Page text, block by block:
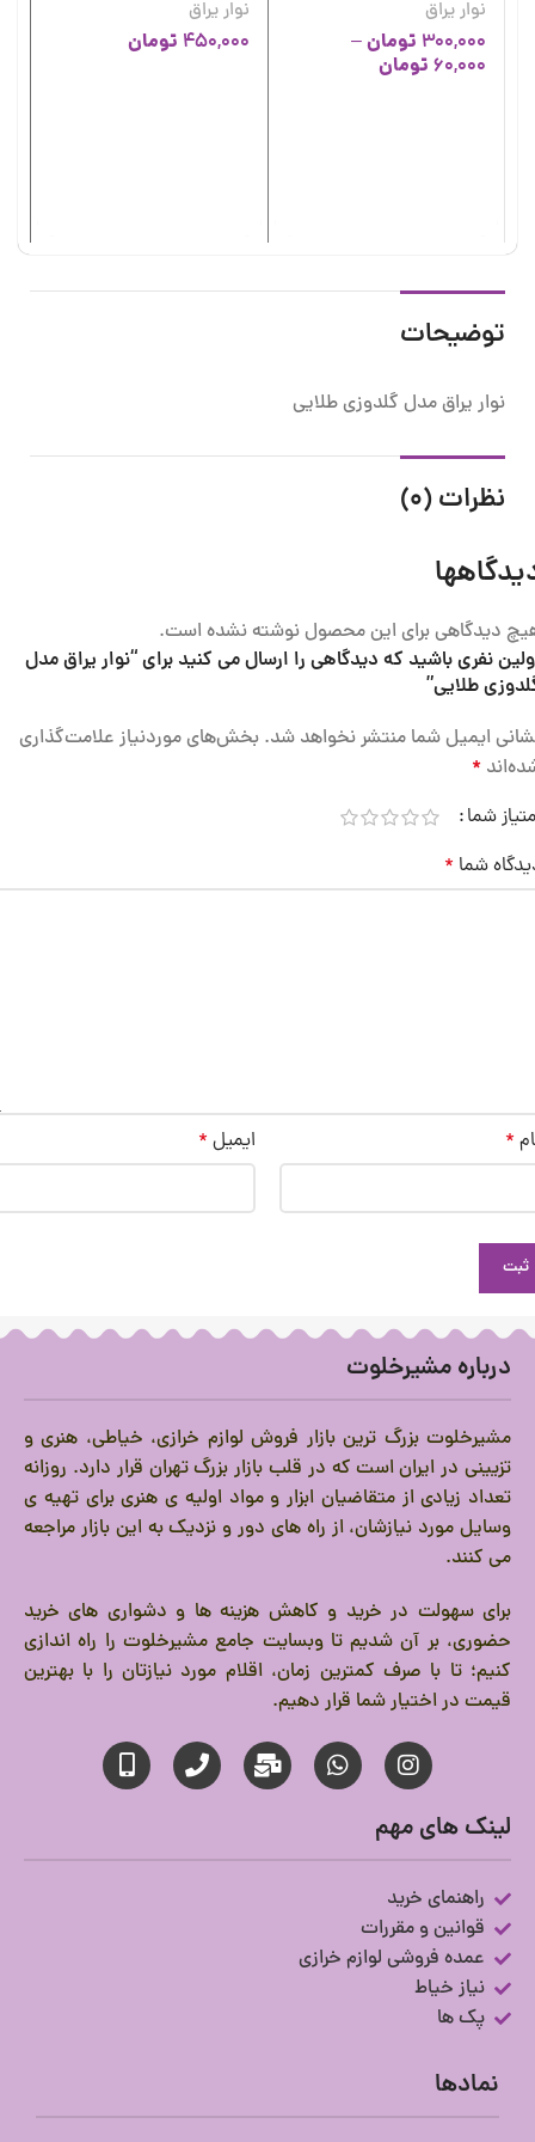
نوار یراق
300,000 تومان–
60,000 تومان
نوار یراق
450,000 تومان
توضیحات
نوار یراق مدل گلدوزی طلایی
نظرات (0)
دیدگاهی برای این محصول نوشته نشده است.
نفری باشید که دیدگاهی را ارسال می کنید برای “نوار یراق مدل
طلایی”
ایمیل شما منتشر نخواهد شد. بخش‌های موردنیاز علامت‌گذاری
*
شما
شما *
* ایمیل *
درباره مشیرخلوت
مشیرخلوت بزرگ ترین بازار فروش لوازم خرازی، خیاطی، هنری و
تزیینی در ایران است که در قلب بازار بزرگ تهران قرار دارد. روزانه
تعداد زیادی از متقاضیان ابزار و مواد اولیه ی هنری برای تهیه ی
وسایل مورد نیازشان، از راه های دور و نزدیک به این بازار مراجعه
می کنند.
برای سهولت در خرید و کاهش هزینه ها و دشواری های خرید
حضوری، بر آن شدیم تا وبسایت جامع مشیرخلوت را راه اندازی
کنیم؛ تا با صرف کمترین زمان، اقلام مورد نیازتان را با بهترین
قیمت در اختیار شما قرار دهیم.
لینک های مهم
راهنمای خرید
قوانین و مقررات
عمده فروشی لوازم خرازی
نیاز خیاط
پک ها
نمادها